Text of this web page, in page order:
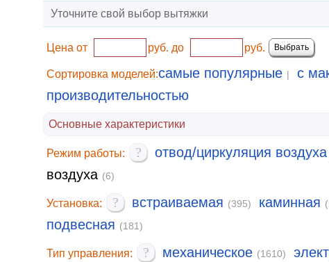
Уточните свой выбор вытяжки
Цена от руб. до руб.
Сортировка моделей:самые популярные |
с
производительностью
Основные характеристики
Режим работы: ? отвод/циркуляция воздуха
воздуха (6)
Установка: ? встраиваемая (395) каминная
подвесная (181)
Тип управления: ? механическое (1610)